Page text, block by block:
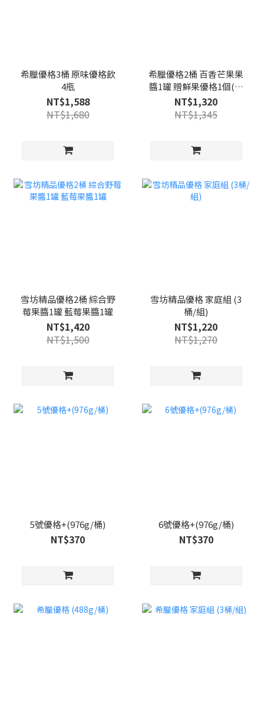
希臘優格3桶 原味優格飲
4瓶
NT$1,588
NT$1,680
希臘優格2桶 百香芒果果
醬1罐 贈鮮果優格1個(隨
機)
NT$1,320
NT$1,345
雪坊精品優格2桶 綜合野
莓果醬1罐 藍莓果醬1罐
NT$1,420
NT$1,500
雪坊精品優格 家庭組 (3
桶/組)
NT$1,220
NT$1,270
5號優格+(976g/桶)
NT$370
6號優格+(976g/桶)
NT$370